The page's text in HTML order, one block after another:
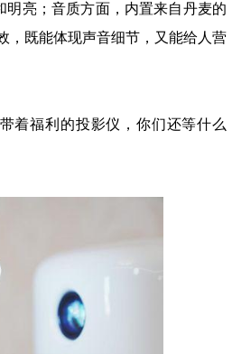
明亮；音质方面，内置来自丹麦的
，既能体现声音细节，又能给人营
福利的投影仪，你们还等什么